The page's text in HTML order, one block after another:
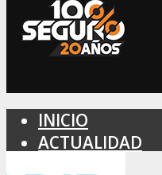
INICIO
ACTUALIDAD